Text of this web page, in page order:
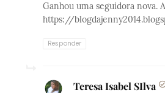
Ganhou uma seguidora nova.
https://
Responder
Teresa Isabel SIlva